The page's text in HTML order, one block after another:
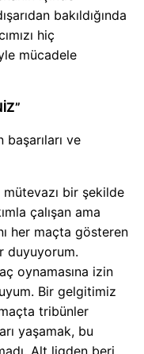
bakıldığında
hiç
mücadele
ve
bir şekilde
çalışan ama
her maçta gösteren
duyuyorum.
oynamasına izin
Bir gelgitimiz
maçta tribünler
yaşamak, bu
Alt ligden beri